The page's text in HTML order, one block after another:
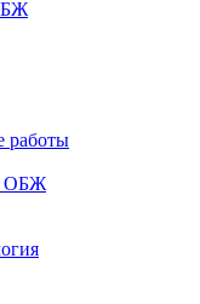
работы
ОБЖ